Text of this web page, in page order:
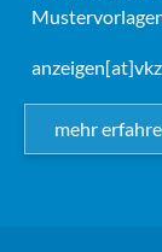
mehr